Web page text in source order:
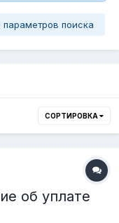
поиска
СОРТИРОВКА
об уплате